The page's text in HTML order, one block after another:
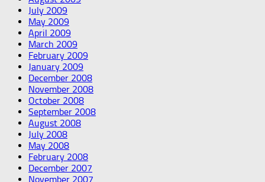
July 2009
May 2009
April 2009
March 2009
February 2009
January 2009
December 2008
November 2008
October 2008
September 2008
August 2008
July 2008
May 2008
February 2008
December 2007
November 2007